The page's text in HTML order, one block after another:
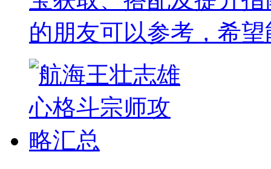
的朋友可以参考，希